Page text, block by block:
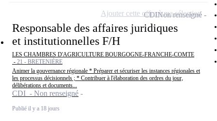
Responsable des affaires juridiques
et institutionnelles F/H
LES CHAMBRES D'AGRICULTURE BOURGOGNE-FRANCHE-COMTE
- 21 - BRETENIÈRE
Animer la gouvernance régionale * Préparer et sécuriser les instances régionales et
les processus décisionnels ; * Contribuer à l'élaboration des ordres du jour,
délibérations et documents...
CDI - Non renseigné
Publié il y a 18 jours
CDINon renseigné
Ajouter cette offre à ma sélection